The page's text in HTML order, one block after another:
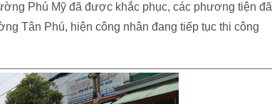
Phú Mỹ đã được khắc phục, các phương tiện đã
Tân Phú, hiện công nhân đang tiếp tục thi công